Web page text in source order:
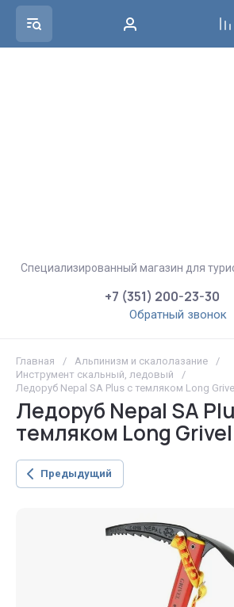
Специализированный магазин для
+7 (351) 200-23-30
Обратный звонок
Главная / Альпинизм и скалолазание
/
Инструмент скальный, ледовый
/
Ледоруб Nepal SA Plus с темляком Long
Ледоруб Nepal SA
темляком Long
Предыдущий